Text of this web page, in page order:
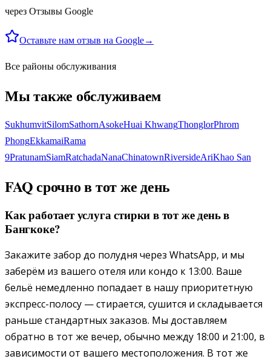
через Отзывы Google
Оставьте нам отзыв на Google→
Все районы обслуживания
Мы также обслуживаем
SukhumvitSilomSathornAsokeHuai KhwangThonglorPhrom
PhongEkkamaiRama
9PratunamSiamRatchadaNanaChinatownRiversideAriKhao San
FAQ срочно в тот же день
Как работает услуга стирки в тот же день в
Бангкоке?
Закажите забор до полудня через WhatsApp, и мы
заберём из вашего отеля или кондо к 13:00. Ваше
бельё немедленно попадает в нашу приоритетную
экспресс-полосу — стирается, сушится и складывается
раньше стандартных заказов. Мы доставляем
обратно в тот же вечер, обычно между 18:00 и 21:00, в
зависимости от вашего местоположения. В тот же